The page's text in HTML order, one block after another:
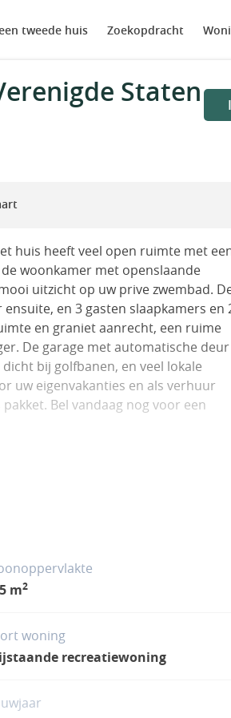
tweede huis Zoekopdracht
Staten
huis heeft veel open ruimte met
woonkamer met openslaande
uitzicht op uw prive zwembad.
en 3 gasten slaapkamers en
en graniet aanrecht, een ruime
De garage met automatische deur
bij golfbanen, en veel lokale
uw eigenvakanties en als verhuur
Bel vandaag nog voor een
m2
woning
recreatiewoning